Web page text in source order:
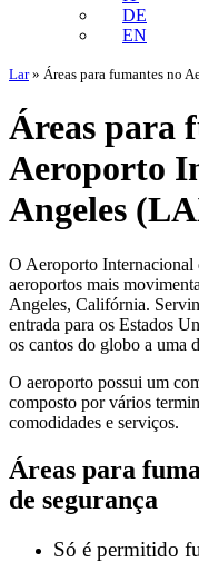
DE
EN
Lar» Áreas para fumantes no
Áreas para
Aeroporto
Angeles
O Aeroporto
aeroportos mais
Angeles, Califórnia.
entrada para os Estados
os cantos do globo a uma
O aeroporto possui um
composto por vários
comodidades e serviços.
Áreas para
de segurança
Só é permitido